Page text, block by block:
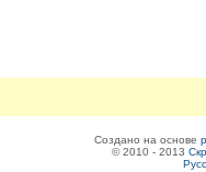
Создано на основе
© 2010 - 2013